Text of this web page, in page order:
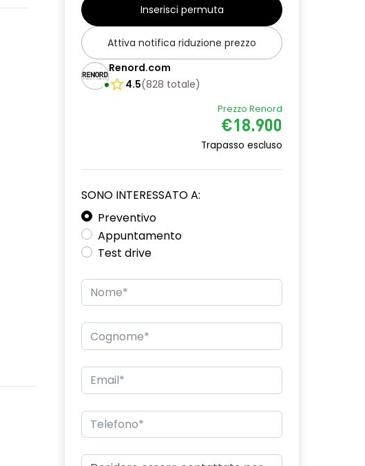
Inserisci permuta
Attiva notifica riduzione prezzo
Renord.com
4.5(828 totale)
Prezzo Renord
€18.900
Trapasso escluso
SONO INTERESSATO A:
Preventivo
Appuntamento
Test drive